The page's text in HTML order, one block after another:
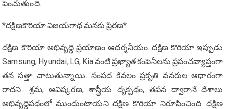
పెంచుతుంది.
*దక్షిణకొరియా విజయగాథ మనకు ప్రేరణ*
దక్షిణ కొరియా అభివృద్ధి ప్రయాణం ఆద‌ర్శ‌నీయం. ద‌క్షిణ కొరియా ఇప్పుడు
Samsung, Hyundai, LG, Kia వంటి ప్రఖ్యాత కంపెనీలను ప్రపంచ‌వ్యాప్తంగా
త‌న స‌త్తా చాటుతున్నాయి. సంపద కేవలం ప్రకృతి వనరుల ఆధారంగా
రాద‌ని.. శ్రమ, ఆవిష్కరణ, శాస్త్రీయ దృక్పథం, తపన ద్వారానే దేశాలు
అభివృద్ధిపథంలో ముందుంటాయ‌ని ద‌క్షిణ కొరియా నిరూపించింది. దక్షిణ